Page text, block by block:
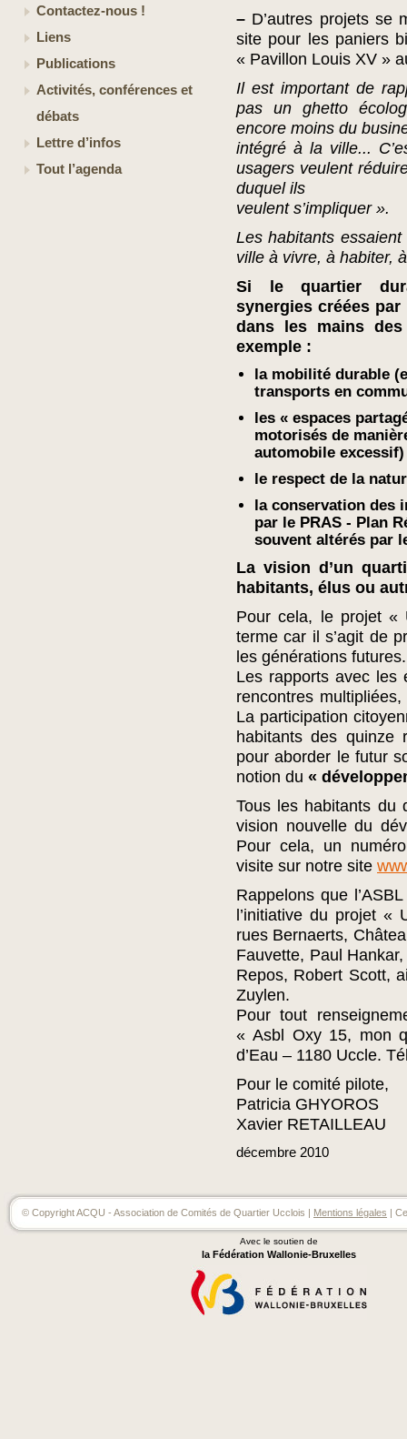
Contactez-nous !
Liens
Publications
Activités, conférences et
débats
Lettre d’infos
Tout l’agenda
– D’autres projets se
site pour les paniers
« Pavillon Louis XV »
Il est important de
pas un ghetto
encore moins du
intégré à la ville...
usagers veulent
duquel ils
veulent s’impliquer ».
Les habitants
ville à vivre, à habiter,
Si le quartier
synergies créées
dans les mains
exemple :
la mobilité durable
transports en
les « espaces
motorisés de
automobile excessif)
le respect de la
la conservation des
par le PRAS - Plan
souvent altérés par
La vision d’un
habitants, élus ou
Pour cela, le projet «
terme car il s’agit de
les générations futures.
Les rapports avec les
rencontres
La participation
habitants des quinze
pour aborder le futur
notion du «
Tous les habitants du
vision nouvelle du
Pour cela, un
visite sur notre site
Rappelons que
l’initiative du projet
rues Bernaerts,
Fauvette, Paul
Repos, Robert Scott,
Zuylen.
Pour tout
« Asbl Oxy 15, mon
d’Eau – 1180 Uccle.
Pour le comité pilote,
Patricia GHYOROS
Xavier RETAILLEAU
décembre 2010
© Copyright ACQU - Association de Comités de Quartier Ucclois | Mentions légales |
Avec le soutien de
la Fédération Wallonie-Bruxelles